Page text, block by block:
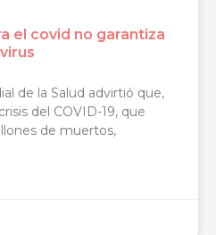
el covid no garantiza
de la Salud advirtió que,
del COVID-19, que
de muertos,